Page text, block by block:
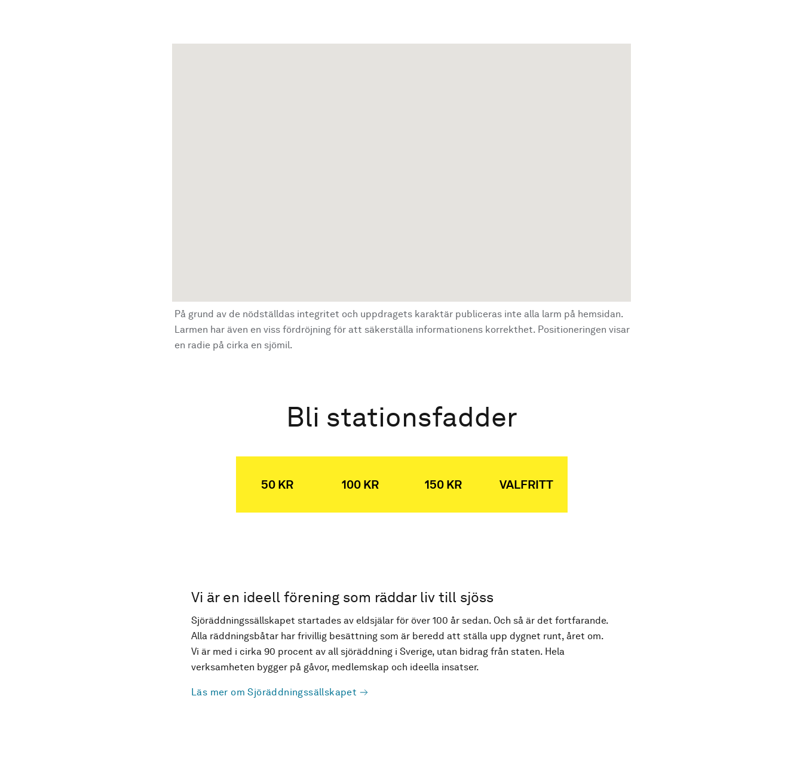
På grund av de nödställdas integritet och uppdragets karaktär publiceras inte alla larm på hemsidan.
Larmen har även en viss fördröjning för att säkerställa informationens korrekthet. Positioneringen visar
en radie på cirka en sjömil.
Bli stationsfadder
50 KR 100 KR 150 KR VALFRITT
Vi är en ideell förening som räddar liv till sjöss
Sjöräddningssällskapet startades av eldsjälar för över 100 år sedan. Och så är det fortfarande.
Alla räddningsbåtar har frivillig besättning som är beredd att ställa upp dygnet runt, året om.
Vi är med i cirka 90 procent av all sjöräddning i Sverige, utan bidrag från staten. Hela
verksamheten bygger på gåvor, medlemskap och ideella insatser.
Läs mer om Sjöräddningssällskapet